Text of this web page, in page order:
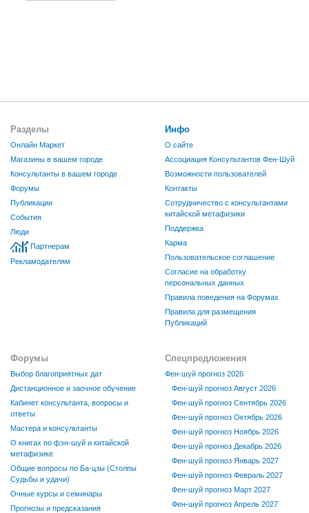
Разделы
Онлайн Маркет
Магазины в вашем городе
Консультанты в вашем городе
Форумы
Публикации
События
Люди
Партнерам
Рекламодателям
Инфо
О сайте
Ассоциация Консультантов Фен-Шуй
Возможности пользователей
Контакты
Сотрудничество с консультантами
китайской метафизики
Поддержка
Карма
Пользовательское соглашение
Согласие на обработку
персональных данных
Правила поведения на Форумах
Правила для размещения
Публикаций
Форумы
Выбор благоприятных дат
Дистанционное и заочное обучение
Кабинет консультанта, вопросы и
ответы
Мастера и консультанты
О книгах по фэн-шуй и китайской
метафизике
Общие вопросы по Ба-цзы (Столпы
Судьбы и удачи)
Очные курсы и семинары
Прогнозы и предсказания
Спецпредложения
Фен-шуй прогноз 2026
Фен-шуй прогноз Август 2026
Фен-шуй прогноз Сентябрь 2026
Фен-шуй прогноз Октябрь 2026
Фен-шуй прогноз Ноябрь 2026
Фен-шуй прогноз Декабрь 2026
Фен-шуй прогноз Январь 2027
Фен-шуй прогноз Февраль 2027
Фен-шуй прогноз Март 2027
Фен-шуй прогноз Апрель 2027